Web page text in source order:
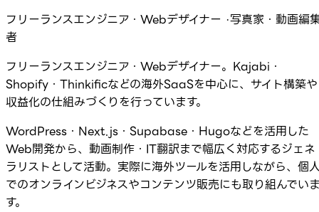
フリーランスエンジニア・Webデザイナー ·写真家・動画編
者
フリーランスエンジニア・Webデザイナー。Kajabi・
Shopify・Thinkificなどの海外SaaSを中心に、サイト構築や
収益化の仕組みづくりを行っています。
WordPress・Next.js・Supabase・Hugoなどを活用した
Web開発から、動画制作・IT翻訳まで幅広く対応するジェネ
ラリストとして活動。実際に海外ツールを活用しながら、個
でのオンラインビジネスやコンテンツ販売にも取り組んでい
す。